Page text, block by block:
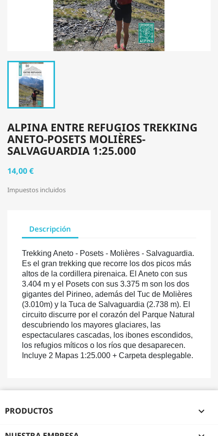
ALPINA ENTRE REFUGIOS TREKKING
ANETO-POSETS MOLIÈRES-
SALVAGUARDIA 1:25.000
14,00 €
Impuestos incluidos
Descripción
Trekking Aneto - Posets - Molières - Salvaguardia.
Es el gran trekking que recorre los dos picos más
altos de la cordillera pirenaica. El Aneto con sus
3.404 m y el Posets con sus 3.375 m son los dos
gigantes del Pirineo, además del Tuc de Molières
(3.010m) y la Tuca de Salvaguardia (2.738 m). El
circuito discurre por el corazón del Parque Natural
descubriendo los mayores glaciares, las
espectaculares cascadas, los ibones escondidos,
los refugios míticos o los ríos que desaparecen.
Incluye 2 Mapas 1:25.000 + Carpeta desplegable.
PRODUCTOS 